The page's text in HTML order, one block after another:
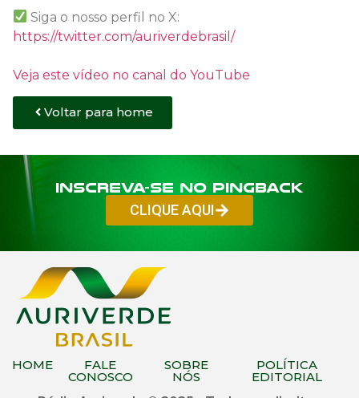
Siga o nosso perfil no X:
https://twitter.com/auriverdebrasil/
Veja este vídeo no canal do YouTube
Voltar para home
Inscreva-se no PINGBACK
CLIQUE AQUI
HOME FALE
CONOSCO
SOBRE
NÓS
POLÍTICA
EDITORIAL